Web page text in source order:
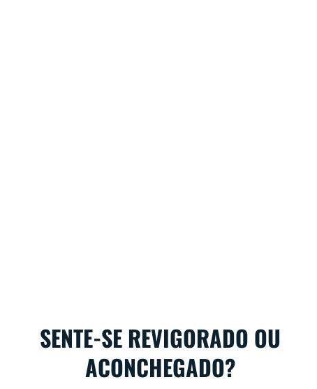
SENTE-SE REVIGORADO OU
ACONCHEGADO?